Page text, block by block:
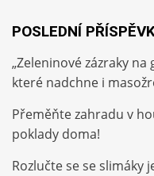
POSLEDNÍ
„Zeleninové zázraky
které nadchne i
Přeměňte zahradu v
poklady doma!
Rozlučte se se slimáky